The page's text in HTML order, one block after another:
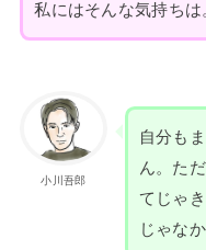
私にはそんな気持ちは
小川吾郎
自分も
ん。た
てじゃ
じゃな